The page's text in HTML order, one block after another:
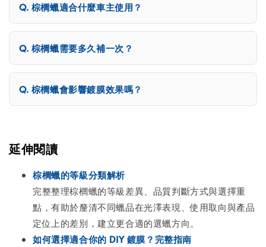
棕櫚蠟適合什麼車主使用？
棕櫚蠟需要多久補一次？
棕櫚蠟會影響鍍膜效果嗎？
延伸閱讀
棕櫚蠟的等級分類解析
完整整理棕櫚蠟的等級差異、品質判斷方式與選擇重
點，有助於釐清不同蠟品在光澤表現、使用取向與產品
定位上的差別，建立更合適的選蠟方向。
如何選擇適合你的 DIY 鍍膜？完整指南